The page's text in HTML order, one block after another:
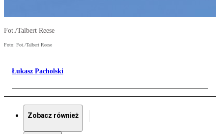
Fot./Talbert Reese
Foto: Fot./Talbert Reese
Łukasz Pacholski
Zobacz również